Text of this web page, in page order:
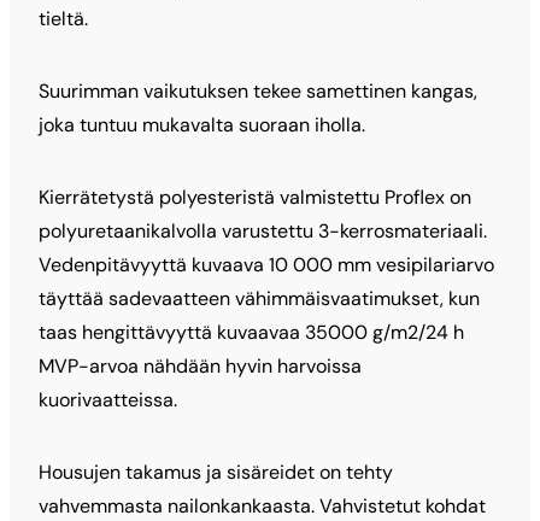
tieltä.
Suurimman vaikutuksen tekee samettinen kangas,
joka tuntuu mukavalta suoraan iholla.
Kierrätetystä polyesteristä valmistettu Proflex on
polyuretaanikalvolla varustettu 3-kerrosmateriaali.
Vedenpitävyyttä kuvaava 10 000 mm vesipilariarvo
täyttää sadevaatteen vähimmäisvaatimukset, kun
taas hengittävyyttä kuvaavaa 35000 g/m2/24 h
MVP-arvoa nähdään hyvin harvoissa
kuorivaatteissa.
Housujen takamus ja sisäreidet on tehty
vahvemmasta nailonkankaasta. Vahvistetut kohdat